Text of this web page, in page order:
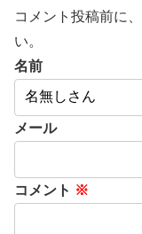
コメント投稿前に、
い。
名前
メール
コメント ※